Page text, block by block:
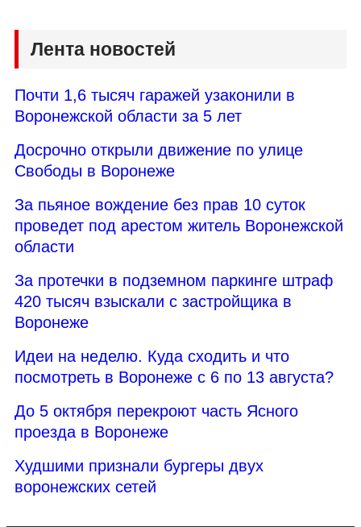
Лента новостей
Почти 1,6 тысяч гаражей узаконили в
Воронежской области за 5 лет
Досрочно открыли движение по улице
Свободы в Воронеже
За пьяное вождение без прав 10 суток
проведет под арестом житель Воронежской
области
За протечки в подземном паркинге штраф
420 тысяч взыскали с застройщика в
Воронеже
Идеи на неделю. Куда сходить и что
посмотреть в Воронеже с 6 по 13 августа?
До 5 октября перекроют часть Ясного
проезда в Воронеже
Худшими признали бургеры двух
воронежских сетей